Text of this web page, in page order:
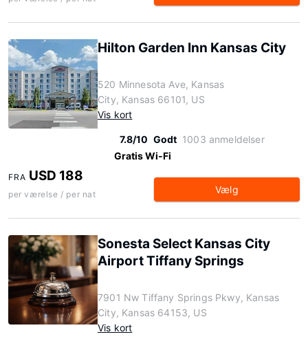
Hilton Garden Inn Kansas City
520 Minnesota Ave, Kansas
City, Kansas 66101, US
Vis kort
7.8/10 Godt 1003 anmeldelser
Gratis Wi-Fi
FRA USD 188
per værelse / per nat Vælg
Sonesta Select Kansas City
Airport Tiffany Springs
7901 Nw Tiffany Springs Pkwy, Kansas
City, Kansas 64153, US
Vis kort